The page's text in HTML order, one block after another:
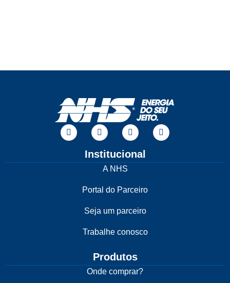
Institucional
A NHS
Portal do Parceiro
Seja um parceiro
Trabalhe conosco
Produtos
Onde comprar?